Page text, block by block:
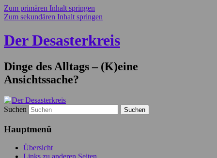
Zum primären Inhalt springen
Zum sekundären Inhalt springen
Der Desasterkreis
Dinge des Alltags – (K)eine
Ansichtssache?
Suchen
Hauptmenü
Übersicht